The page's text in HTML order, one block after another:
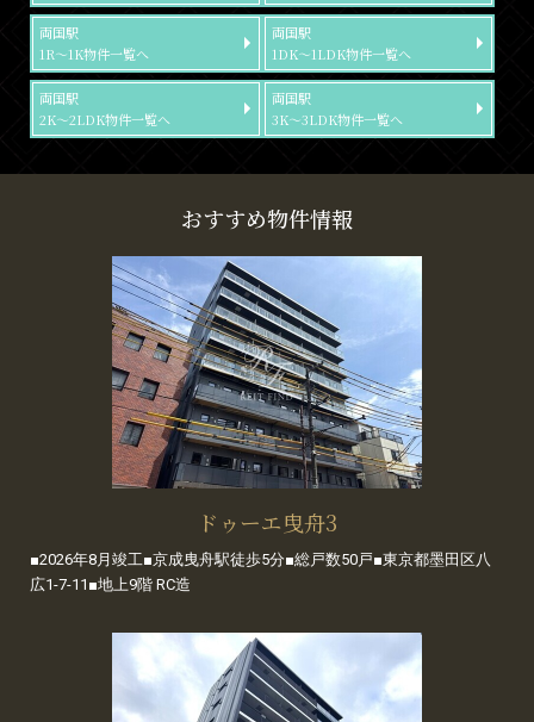
両国駅
1R～1K物件一覧へ
両国駅
1DK～1LDK物件一覧へ
両国駅
2K～2LDK物件一覧へ
両国駅
3K～3LDK物件一覧へ
おすすめ物件情報
ドゥーエ曳舟3
■2026年8月竣工■京成曳舟駅徒歩5分■総戸数50戸■東京都墨田区八
広1-7-11■地上9階 RC造